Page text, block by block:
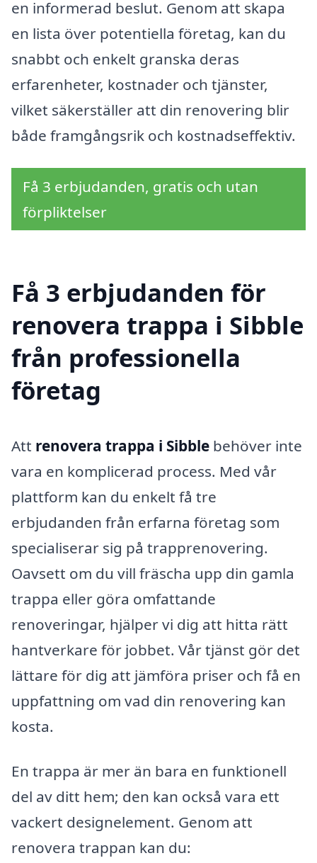
en informerad beslut. Genom att skapa
en lista över potentiella företag, kan du
snabbt och enkelt granska deras
erfarenheter, kostnader och tjänster,
vilket säkerställer att din renovering blir
både framgångsrik och kostnadseffektiv.
Få 3 erbjudanden, gratis och utan
förpliktelser
Få 3 erbjudanden för
renovera trappa i Sibble
från professionella
företag
Att renovera trappa i Sibble behöver inte
vara en komplicerad process. Med vår
plattform kan du enkelt få tre
erbjudanden från erfarna företag som
specialiserar sig på trapprenovering.
Oavsett om du vill fräscha upp din gamla
trappa eller göra omfattande
renoveringar, hjälper vi dig att hitta rätt
hantverkare för jobbet. Vår tjänst gör det
lättare för dig att jämföra priser och få en
uppfattning om vad din renovering kan
kosta.
En trappa är mer än bara en funktionell
del av ditt hem; den kan också vara ett
vackert designelement. Genom att
renovera trappan kan du: